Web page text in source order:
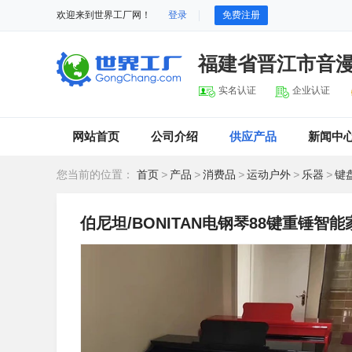
欢迎来到世界工厂网！ 登录 免费注册
福建省晋江市音
实名认证 企业认证
网站首页 公司介绍 供应产品 新闻中
您当前的位置： 首页 > 产品 >消费品 >运动户外 > 乐器 >键
伯尼坦/BONITAN电钢琴88键重锤智